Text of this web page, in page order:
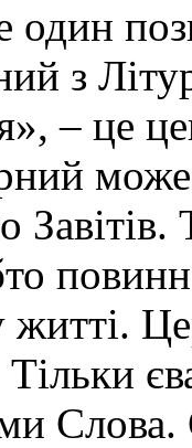
один
з
– це
Завітів.
Слова.